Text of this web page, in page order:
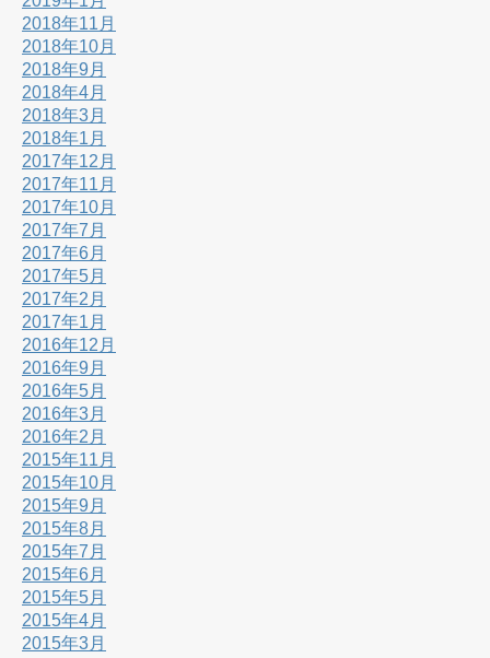
2018年11月
2018年10月
2018年9月
2018年4月
2018年3月
2018年1月
2017年12月
2017年11月
2017年10月
2017年7月
2017年6月
2017年5月
2017年2月
2017年1月
2016年12月
2016年9月
2016年5月
2016年3月
2016年2月
2015年11月
2015年10月
2015年9月
2015年8月
2015年7月
2015年6月
2015年5月
2015年4月
2015年3月